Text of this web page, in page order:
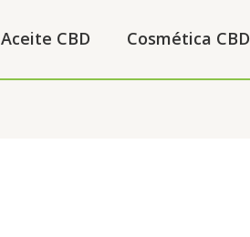
Aceite CBD Cosmética CBD